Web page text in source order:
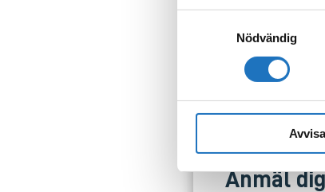
Nödvändig
Avvisa
TILLBAKA
Anmäl